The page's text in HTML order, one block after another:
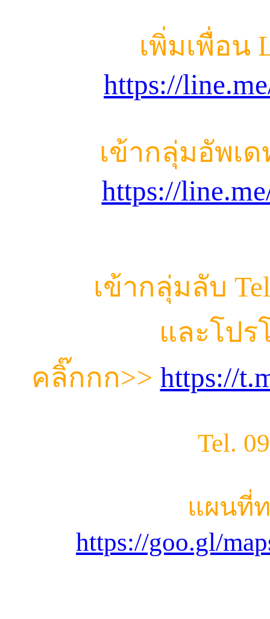
เพิ่มเพื่อน
https://
เข้ากลุ่มอัพเ
https://
เข้ากลุ่มลับ
และโป
คลิ๊กกก>> https://
Tel.
แผนที่
https://goo.gl/